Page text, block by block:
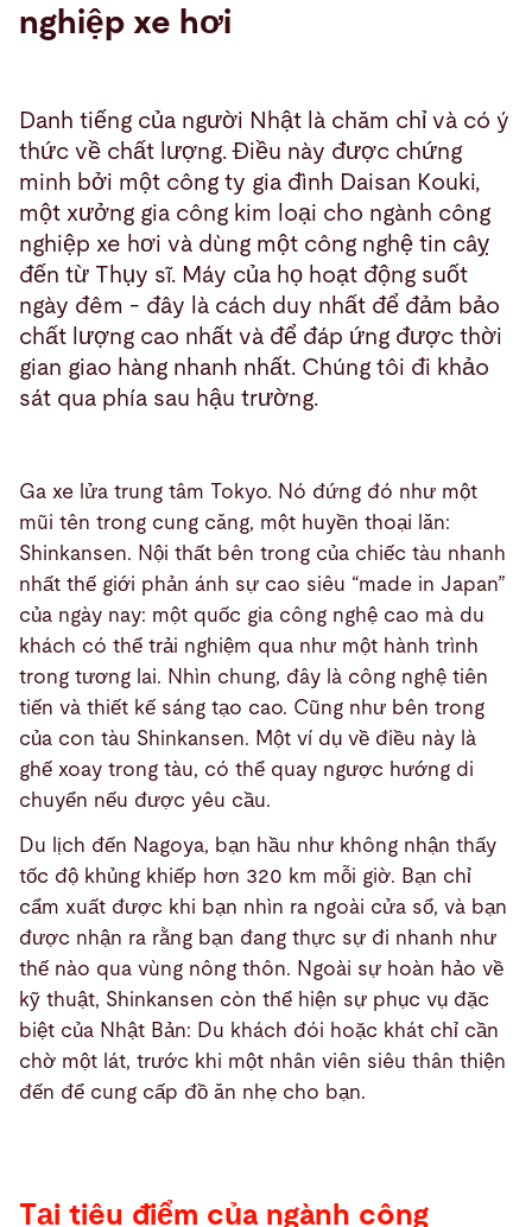
nghiệp xe hơi
Danh tiếng của người Nhật là chăm chỉ và có ý
thức về chất lượng. Điều này được chứng
minh bởi một công ty gia đình Daisan Kouki,
một xưởng gia công kim loại cho ngành công
nghiệp xe hơi và dùng một công nghệ tin câỵ
đến từ Thụy sĩ. Máy của họ hoạt động suốt
ngày đêm - đây là cách duy nhất để đảm bảo
chất lượng cao nhất và để đáp ứng được thời
gian giao hàng nhanh nhất. Chúng tôi đi khảo
sát qua phía sau hậu trường.
Ga xe lửa trung tâm Tokyo. Nó đứng đó như một
mũi tên trong cung căng, một huyền thoại lăn:
Shinkansen. Nội thất bên trong của chiếc tàu nhanh
nhất thế giới phản ánh sự cao siêu “made in Japan”
của ngày nay: một quốc gia công nghệ cao mà du
khách có thể trải nghiệm qua như một hành trình
trong tương lai. Nhìn chung, đây là công nghệ tiên
tiến và thiết kế sáng tạo cao. Cũng như bên trong
của con tàu Shinkansen. Một ví dụ về điều này là
ghế xoay trong tàu, có thể quay ngược hướng di
chuyển nếu được yêu cầu.
Du lịch đến Nagoya, bạn hầu như không nhận thấy
tốc độ khủng khiếp hơn 320 km mỗi giờ. Bạn chỉ
cẩm xuất được khi bạn nhìn ra ngoài cửa sổ, và bạn
được nhận ra rằng bạn đang thực sự đi nhanh như
thế nào qua vùng nông thôn. Ngoài sự hoàn hảo về
kỹ thuật, Shinkansen còn thể hiện sự phục vụ đặc
biệt của Nhật Bản: Du khách đói hoặc khát chỉ cần
chờ một lát, trước khi một nhân viên siêu thân thiện
đến để cung cấp đồ ăn nhẹ cho bạn.
Tại tiêu điểm của ngành công